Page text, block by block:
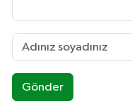
Gönder